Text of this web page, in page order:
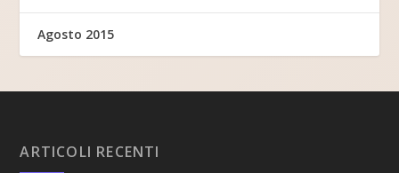
Agosto 2015
ARTICOLI RECENTI